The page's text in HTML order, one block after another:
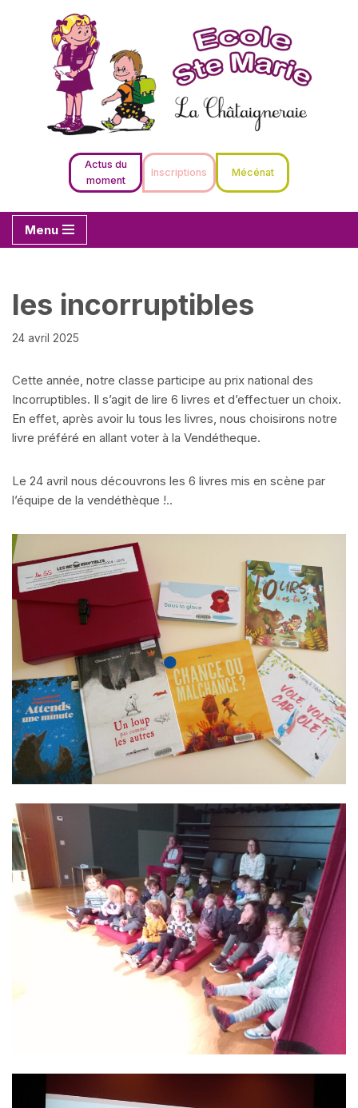
contenu
Actus du
moment
Inscriptions Mécénat
Menu
les incorruptibles
24 avril 2025
Cette année, notre classe participe au prix national des
Incorruptibles. Il s’agit de lire 6 livres et d’effectuer un choix.
En effet, après avoir lu tous les livres, nous choisirons notre
livre préféré en allant voter à la Vendétheque.
Le 24 avril nous découvrons les 6 livres mis en scène par
l’équipe de la vendéthèque !..